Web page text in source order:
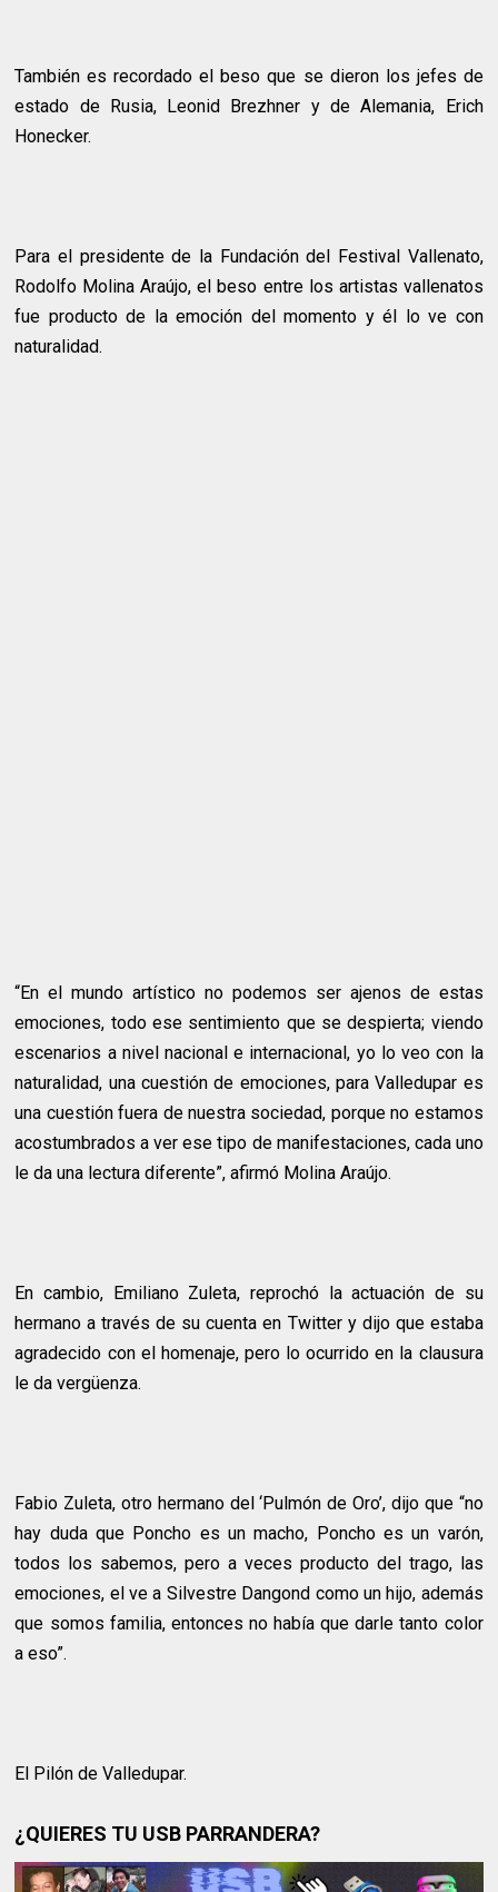
También es recordado el beso que se dieron los jefes de
estado de Rusia, Leonid Brezhner y de Alemania, Erich
Honecker.
Para el presidente de la Fundación del Festival Vallenato,
Rodolfo Molina Araújo, el beso entre los artistas vallenatos
fue producto de la emoción del momento y él lo ve con
naturalidad.
“En el mundo artístico no podemos ser ajenos de estas
emociones, todo ese sentimiento que se despierta; viendo
escenarios a nivel nacional e internacional, yo lo veo con la
naturalidad, una cuestión de emociones, para Valledupar es
una cuestión fuera de nuestra sociedad, porque no estamos
acostumbrados a ver ese tipo de manifestaciones, cada uno
le da una lectura diferente”, afirmó Molina Araújo.
En cambio, Emiliano Zuleta, reprochó la actuación de su
hermano a través de su cuenta en Twitter y dijo que estaba
agradecido con el homenaje, pero lo ocurrido en la clausura
le da vergüenza.
Fabio Zuleta, otro hermano del ‘Pulmón de Oro’, dijo que “no
hay duda que Poncho es un macho, Poncho es un varón,
todos los sabemos, pero a veces producto del trago, las
emociones, el ve a Silvestre Dangond como un hijo, además
que somos familia, entonces no había que darle tanto color
a eso”.
El Pilón de Valledupar.
¿QUIERES TU USB PARRANDERA?